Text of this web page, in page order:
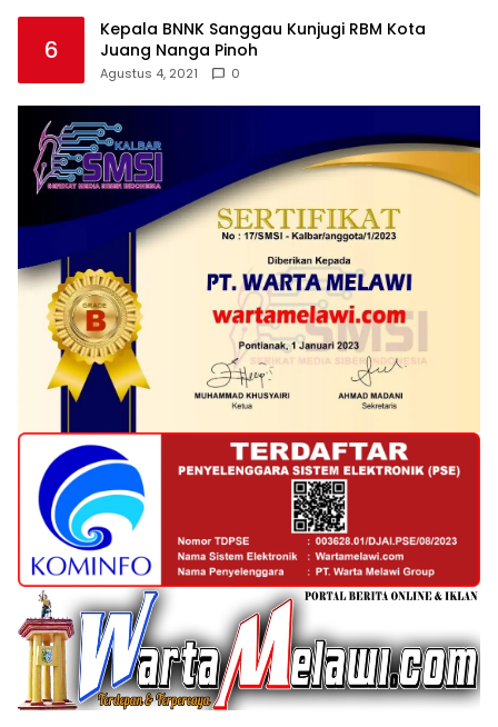
6
Kepala BNNK Sanggau Kunjugi RBM Kota
Juang Nanga Pinoh
Agustus 4, 2021 0